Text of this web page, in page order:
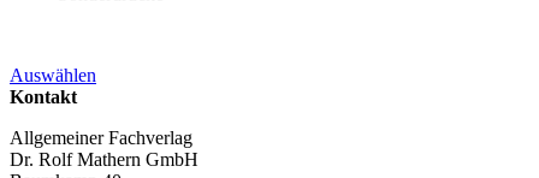
Auswählen
Kontakt
Allgemeiner Fachverlag
Dr. Rolf Mathern GmbH